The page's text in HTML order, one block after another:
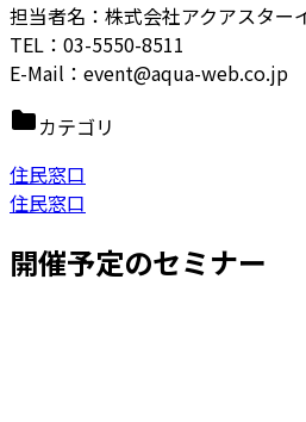
担当者名：株式会社アクアスター
TEL：03-5550-8511
E-Mail：event@aqua-web.co.jp
カテゴリ
住民窓口
住民窓口
開催予定のセミナー